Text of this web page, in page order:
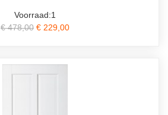
Voorraad:1
€ 478,00 € 229,00